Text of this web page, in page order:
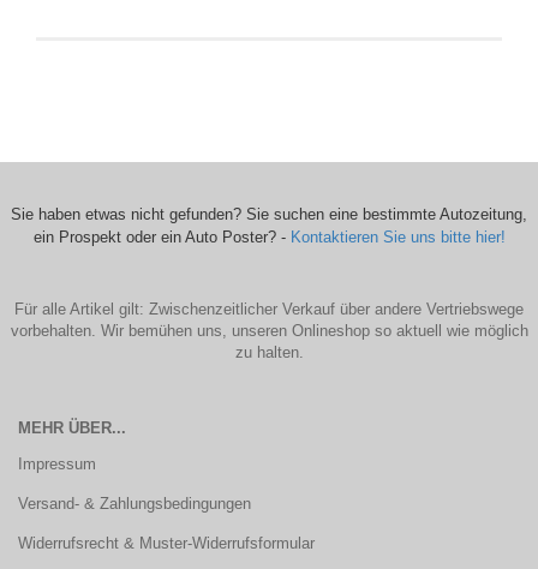
Sie haben etwas nicht gefunden? Sie suchen eine bestimmte Autozeitung,
ein Prospekt oder ein Auto Poster? - Kontaktieren Sie uns bitte hier!
Für alle Artikel gilt: Zwischenzeitlicher Verkauf über andere Vertriebswege
vorbehalten. Wir bemühen uns, unseren Onlineshop so aktuell wie möglich
zu halten.
MEHR ÜBER...
Impressum
Versand- & Zahlungsbedingungen
Widerrufsrecht & Muster-Widerrufsformular